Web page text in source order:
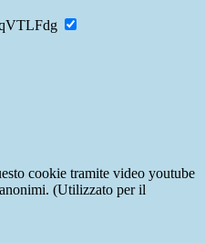
cookie tramite video youtube
(Utilizzato per il